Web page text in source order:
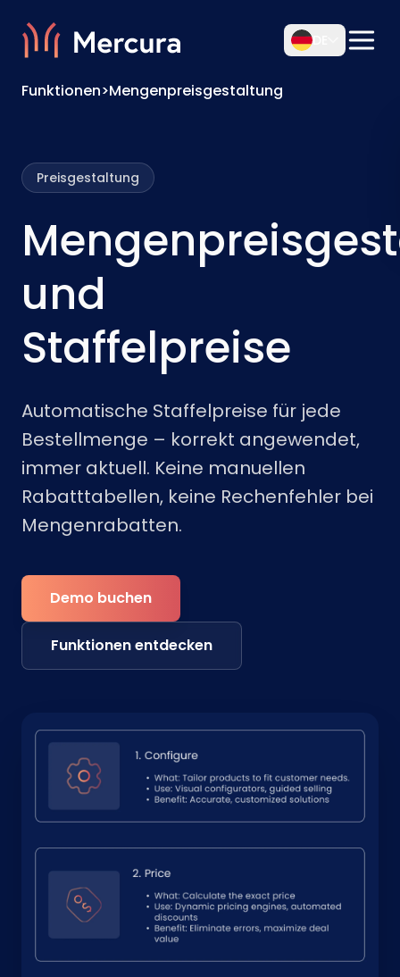
Funktionen>Mengenpreisgestaltung
Preisgestaltung
und
Staffelpreise
Automatische Staffelpreise für jede
Bestellmenge – korrekt angewendet,
immer aktuell. Keine manuellen
Rabatttabellen, keine Rechenfehler bei
Mengenrabatten.
Demo buchen
Funktionen entdecken